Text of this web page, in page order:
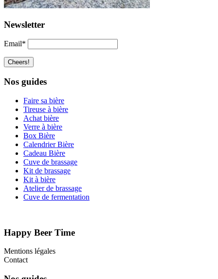
Newsletter
Email*
Nos guides
Faire sa bière
Tireuse à bière
Achat bière
Verre à bière
Box Bière
Calendrier Bière
Cadeau Bière
Cuve de brassage
Kit de brassage
Kit à bière
Atelier de brassage
Cuve de fermentation
Happy Beer Time
Mentions légales
Contact